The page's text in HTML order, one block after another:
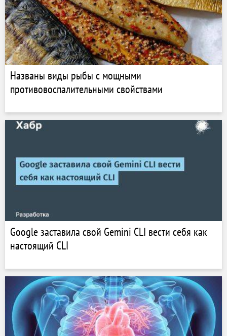
Названы виды рыбы с мощными
противовоспалительными свойствами
Google заставила свой Gemini CLI вести себя как
настоящий CLI